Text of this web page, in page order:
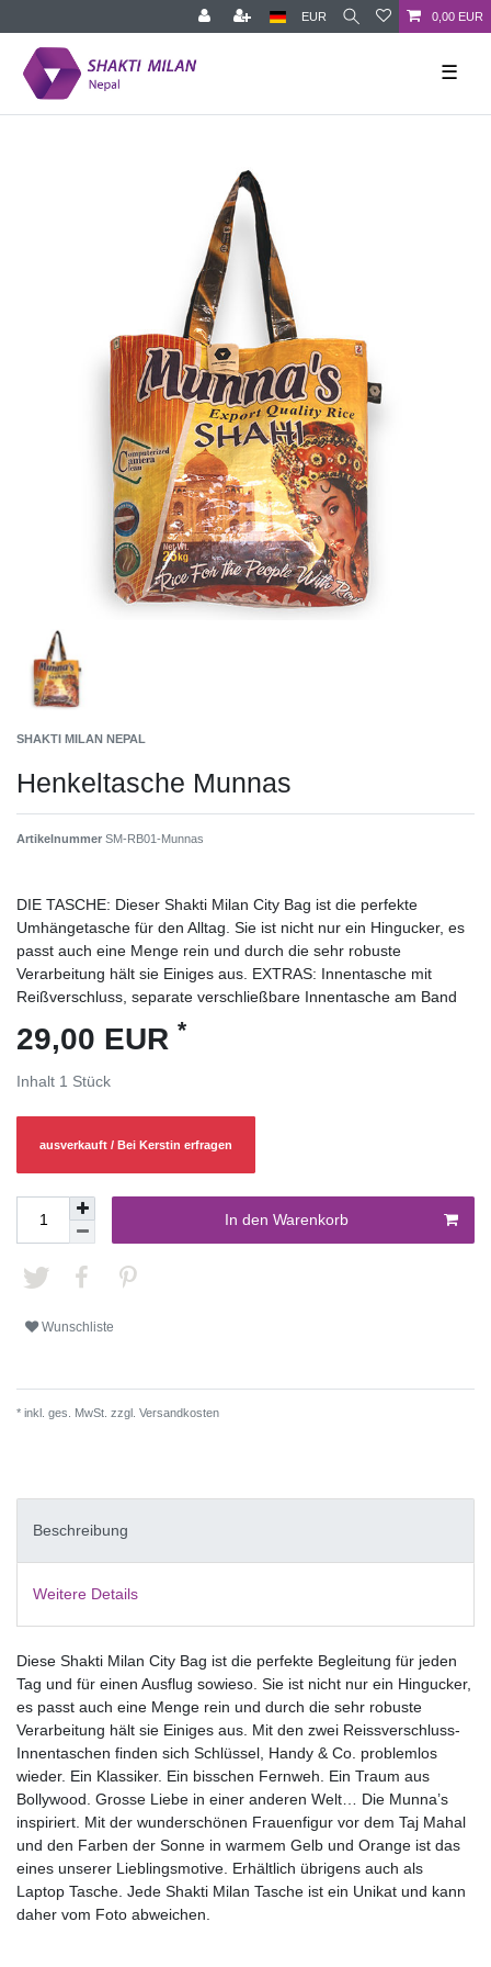
EUR 0,00 EUR
☰
SHAKTI MILAN NEPAL
Henkeltasche Munnas
Artikelnummer SM-RB01-Munnas
DIE TASCHE: Dieser Shakti Milan City Bag ist die perfekte
Umhängetasche für den Alltag. Sie ist nicht nur ein Hingucker, es
passt auch eine Menge rein und durch die sehr robuste
Verarbeitung hält sie Einiges aus. EXTRAS: Innentasche mit
Reißverschluss, separate verschließbare Innentasche am Band
29,00 EUR *
Inhalt 1 Stück
ausverkauft / Bei Kerstin erfragen
In den Warenkorb
Wunschliste
* inkl. ges. MwSt. zzgl. Versandkosten
Beschreibung
Weitere Details
Diese Shakti Milan City Bag ist die perfekte Begleitung für jeden
Tag und für einen Ausflug sowieso. Sie ist nicht nur ein Hingucker,
es passt auch eine Menge rein und durch die sehr robuste
Verarbeitung hält sie Einiges aus. Mit den zwei Reissverschluss-
Innentaschen finden sich Schlüssel, Handy & Co. problemlos
wieder. Ein Klassiker. Ein bisschen Fernweh. Ein Traum aus
Bollywood. Grosse Liebe in einer anderen Welt… Die Munna’s
inspiriert. Mit der wunderschönen Frauenfigur vor dem Taj Mahal
und den Farben der Sonne in warmem Gelb und Orange ist das
eines unserer Lieblingsmotive. Erhältlich übrigens auch als
Laptop Tasche. Jede Shakti Milan Tasche ist ein Unikat und kann
daher vom Foto abweichen.